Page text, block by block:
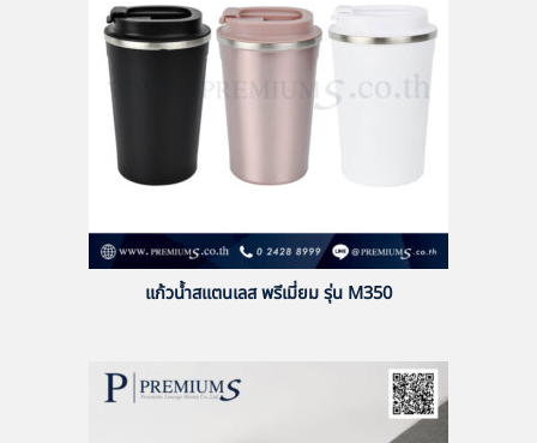
แก้วน้ำสแตนเลส พรีเมี่ยม รุ่น M350